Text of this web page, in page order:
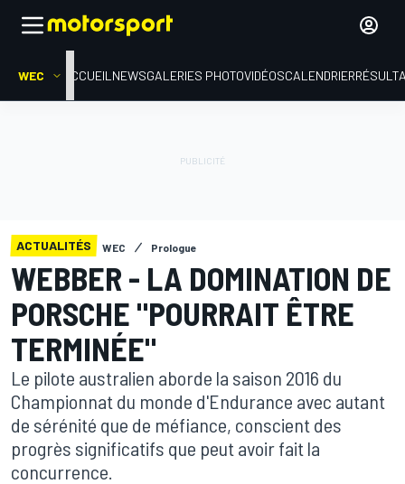
WEC ACCUEIL NEWSGALERIES PHOTOVIDÉOSCALENDRIER
ACTUALITÉS WEC Prologue
WEBBER - LA DOMINATION DE
PORSCHE "POURRAIT ÊTRE
TERMINÉE"
Le pilote australien aborde la saison 2016 du
Championnat du monde d'Endurance avec autant
de sérénité que de méfiance, conscient des
progrès significatifs que peut avoir fait la
concurrence.